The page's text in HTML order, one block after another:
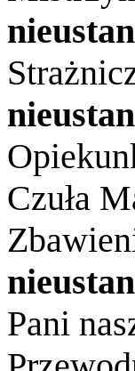
Czuła
Pani